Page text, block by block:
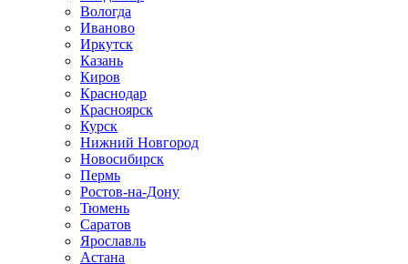
Вологда
Иваново
Иркутск
Казань
Киров
Краснодар
Красноярск
Курск
Нижний Новгород
Новосибирск
Пермь
Ростов-на-Дону
Тюмень
Саратов
Ярославль
Астана